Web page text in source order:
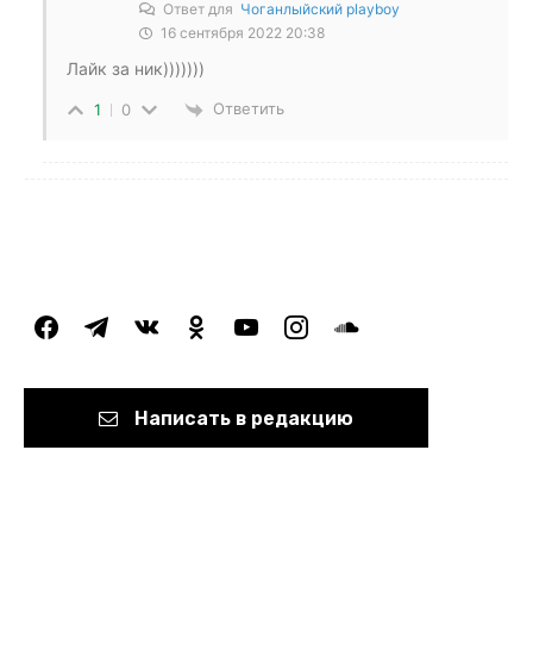
Ответ для Чоганлыйский playboy
16 сентября 2022 20:38
Лайк за ник)))))))
1 0 Ответить
facebooktelegramvkontakteodnoklassniki
youtubeinstagramsoundcloud
Написать в редакцию